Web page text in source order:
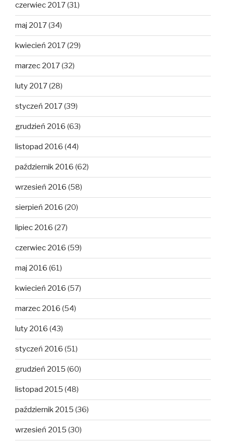
czerwiec 2017(31)
maj 2017(34)
kwiecień 2017(29)
marzec 2017(32)
luty 2017(28)
styczeń 2017(39)
grudzień 2016 (63)
listopad 2016 (44)
październik 2016 (62)
wrzesień 2016 (58)
sierpień 2016 (20)
lipiec 2016 (27)
czerwiec 2016 (59)
maj 2016 (61)
kwiecień 2016 (57)
marzec 2016 (54)
luty 2016 (43)
styczeń 2016 (51)
grudzień 2015 (60)
listopad 2015 (48)
październik 2015 (36)
wrzesień 2015 (30)